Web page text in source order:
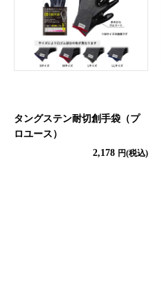
タングステン耐切創手袋（プ
ロユース）
2,178 円(税込)